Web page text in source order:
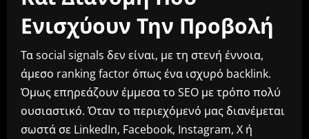
Ενισχύουν Την Προβολή
Τα social signals δεν είναι, με τη στενή έννοια,
άμεσο ranking factor όπως ένα ισχυρό backlink.
Όμως επηρεάζουν έμμεσα το SEO με τρόπο πολύ
ουσιαστικό. Όταν το περιεχόμενό μας διανέμεται
σωστά σε LinkedIn, Facebook, Instagram, X ή